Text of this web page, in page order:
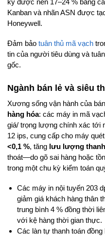
Kanban và nhãn ASN được
Honeywell.
Đảm bảo tuân thủ mã vạch
tin của người tiêu dùng và
gốc.
Ngành bán lẻ và siêu
Xương sống vận hành của
hàng hóa: các máy in mã
giá/ trọng lượng chính xác tới
12 ips, cung cấp cho máy
<0,1 %, tăng lưu lượng
thoát—do gõ sai hàng hoặc
trong một chu kỳ kiểm toán
Các máy in nội tuyến 203
giảm giá khách hàng thân
trung bình 4 % đồng thời
với kệ hàng thời gian thực.
Các làn tự thanh toán